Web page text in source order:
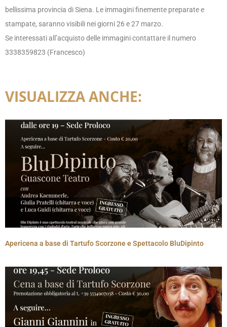
bellissima provincia di Siena. Le immagini finemente preparate e
stampate, saranno visibili nei giorni 26 e 27 marzo.
Se interessati all’acquisto delle immagini contattare il numero
3338359823 (Francesco)
VISUALIZZA ANCHE:
Apericena a base di Tartufo Scorzone e Spettacolo BluDipinto